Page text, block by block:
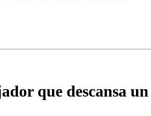
que descansa